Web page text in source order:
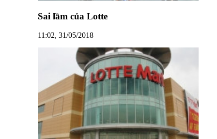
Sai lầm của Lotte
11:02, 31/05/2018